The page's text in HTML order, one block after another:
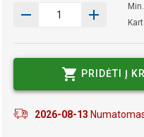
PRIDĖTI Į
2026-08-13